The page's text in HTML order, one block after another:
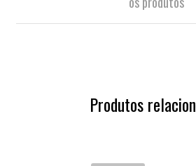
Produtos